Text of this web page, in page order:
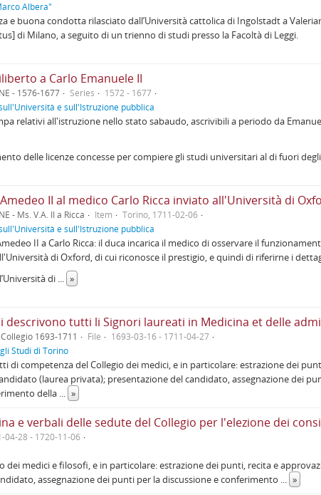
Albera"
e buona condotta rilasciato dall’Università cattolica di Ingolstadt a
di Milano, a seguito di un trienno di studi presso la Facoltà di Leggi.
a Carlo Emanuele II
- 1576-1677 Series
1572 - 1677
e sull'Istruzione pubblica
relativi all'istruzione nello stato sabaudo, ascrivibili a periodo da
delle licenze concesse per compiere gli studi universitari al di fuori
II al medico Carlo Ricca inviato all'Università di
- Ms. V.A. II a Ricca Item
Torino, 1711-02-06
e sull'Istruzione pubblica
II a Carlo Ricca: il duca incarica il medico di osservare il
di Oxford, di cui riconosce il prestigio, e quindi di riferirne i
di ... »
1693-1711 File
1693-03-16 - 1711-04-27
Studi di Torino
di competenza del Collegio dei medici, e in particolare: estrazione dei
(laurea privata); presentazione del candidato, assegnazione dei
della ... »
e verbali delle sedute del Collegio per l'elezione dei
04-28 - 1720-11-06
dei medici e filosofi, e in particolare: estrazione dei punti, recita e
assegnazione dei punti per la discussione e conferimento ... »